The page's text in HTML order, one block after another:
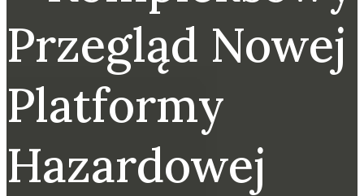
Przegląd Nowej
Platformy
Hazardowej